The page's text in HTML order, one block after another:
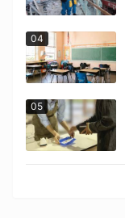
04
05